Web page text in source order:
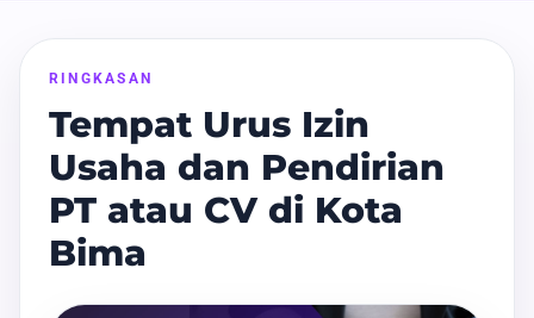
RINGKASAN
Tempat Urus Izin
Usaha dan Pendirian
PT atau CV di Kota
Bima